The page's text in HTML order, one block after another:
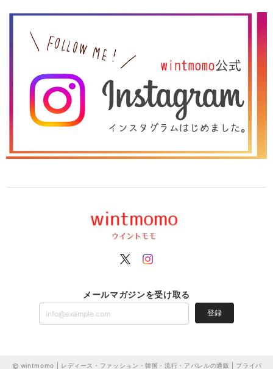
メールマガジンを受け取る
登録
wintmomo | レディース・ファッション・韓国・流行・アパレルの通販 | プライバ